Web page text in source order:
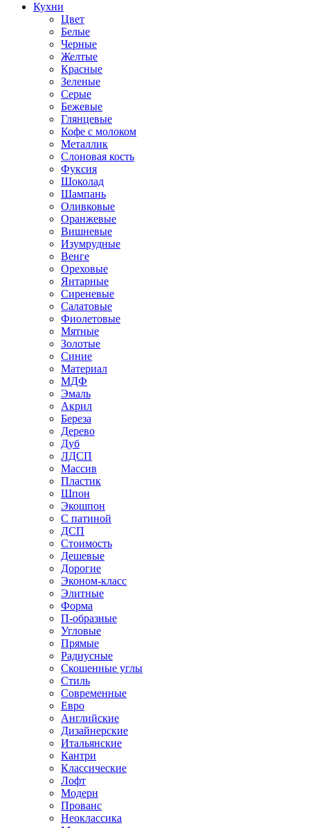
Кухни
Цвет
Белые
Черные
Желтые
Красные
Зеленые
Серые
Бежевые
Глянцевые
Кофе с молоком
Металлик
Слоновая кость
Фуксия
Шоколад
Шампань
Оливковые
Оранжевые
Вишневые
Изумрудные
Венге
Ореховые
Янтарные
Сиреневые
Салатовые
Фиолетовые
Мятные
Золотые
Синие
Материал
МДФ
Эмаль
Акрил
Береза
Дерево
Дуб
ЛДСП
Массив
Пластик
Шпон
Экошпон
С патиной
ДСП
Стоимость
Дешевые
Дорогие
Эконом-класс
Элитные
Форма
П-образные
Угловые
Прямые
Радиусные
Скошенные углы
Стиль
Современные
Евро
Английские
Дизайнерские
Итальянские
Кантри
Классические
Лофт
Модерн
Прованс
Неоклассика